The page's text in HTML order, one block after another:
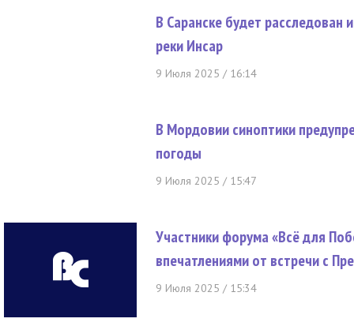
В Саранске будет
реки Инсар
9 Июля 2025 / 16:14
В Мордовии синоптики
погоды
9 Июля 2025 / 15:47
Участники форума «Всё для
впечатлениями от встречи с
9 Июля 2025 / 15:34